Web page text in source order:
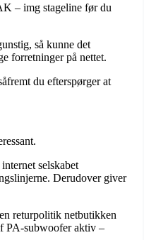
– img stageline før du
så kunne det
forretninger på nettet.
du efterspørger at
selskabet
Derudover giver
returpolitik netbutikken
PA-subwoofer aktiv –